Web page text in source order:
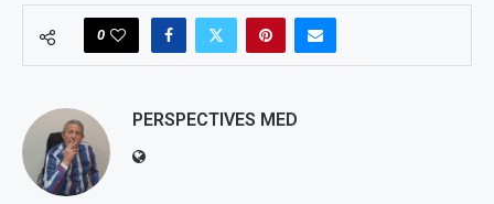
0
PERSPECTIVES MED